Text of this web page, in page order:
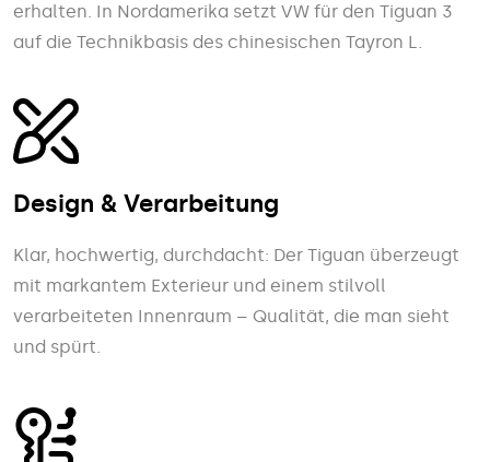
erhalten. In Nordamerika setzt VW für den Tiguan 3
auf die Technikbasis des chinesischen Tayron L.
Design & Verarbeitung
Klar, hochwertig, durchdacht: Der Tiguan überzeugt
mit markantem Exterieur und einem stilvoll
verarbeiteten Innenraum – Qualität, die man sieht
und spürt.